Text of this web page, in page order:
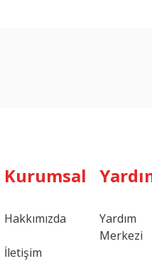
Kurumsal
Hakkımızda
İletişim
Yardım
Merkezi